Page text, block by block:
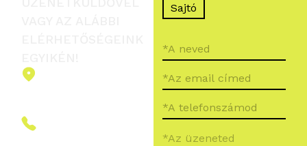
Sajtó
*Az üzeneted